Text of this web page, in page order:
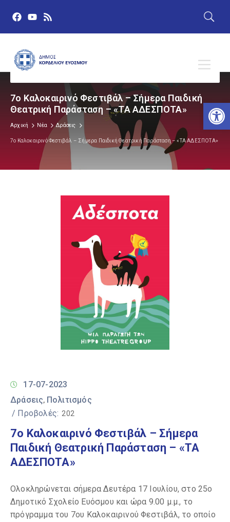
7ο Καλοκαιρινό Φεστιβάλ – Σήμερα Παιδική
Θεατρική Παράσταση – «ΤΑ ΑΔΕΣΠΟΤΑ»
Αρχική Νέα Δράσεις
7ο Καλοκαιρινό Φεστιβάλ – Σήμερα Παιδική Θεατρική Παράσταση – «ΤΑ ΑΔΕΣΠΟΤΑ»
17-07-2023
Δράσεις‚ Πολιτισμός
/ Προβολές: 202
7ο Καλοκαιρινό Φεστιβάλ – Σήμερα
Παιδική Θεατρική Παράσταση – «ΤΑ
ΑΔΕΣΠΟΤΑ»
Ολοκληρώνεται σήμερα Δευτέρα 17 Ιουλίου, στο 25ο
Δημοτικό Σχολείο Ευόσμου και ώρα 9.00 μ.μ., το
πρόγραμμα του 7ου Καλοκαιρινού Φεστιβάλ, το οποίο